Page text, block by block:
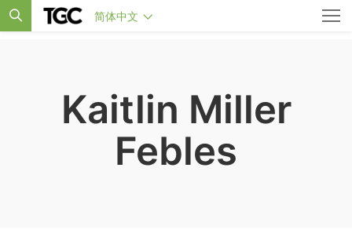
简体中文
Kaitlin Miller
Febles